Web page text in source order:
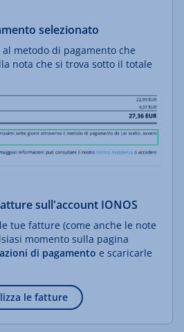
selezionato
metodo di pagamento che
nota che si trova sotto il totale
sull'account IONOS
tue fatture (come anche le note
momento sulla pagina
di pagamento e scaricarle
le fatture